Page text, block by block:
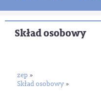
Skład osobowy
zep »
Skład osobowy »